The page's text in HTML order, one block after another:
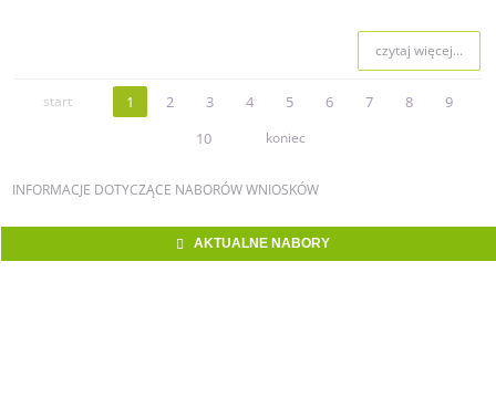
czytaj więcej...
start 1 2 3 4 5 6 7 8
9
10
koniec
INFORMACJE DOTYCZĄCE NABORÓW WNIOSKÓW
AKTUALNE NABORY